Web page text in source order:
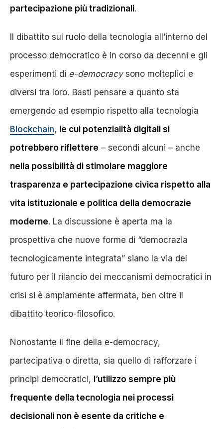
partecipazione più tradizionali.
Il dibattito sul ruolo della tecnologia all’interno del
processo democratico è in corso da decenni e gli
esperimenti di e-democracysono molteplici e
diversi tra loro. Basti pensare a quanto sta
emergendo ad esempio rispetto alla tecnologia
Blockchain, le cui potenzialità digitali si
potrebbero riflettere – secondi alcuni – anche
nella possibilità di stimolare maggiore
trasparenza e partecipazione civica rispetto alla
vita istituzionale e politica della democrazie
moderne. La discussione è aperta ma la
prospettiva che nuove forme di “democrazia
tecnologicamente integrata” siano la via del
futuro per il rilancio dei meccanismi democratici in
crisi si è ampiamente affermata, ben oltre il
dibattito teorico-filosofico.
Nonostante il fine della e-democracy,
partecipativa o diretta, sia quello di rafforzare i
principi democratici, l’utilizzo sempre più
frequente della tecnologia nei processi
decisionali non è esente da critiche e